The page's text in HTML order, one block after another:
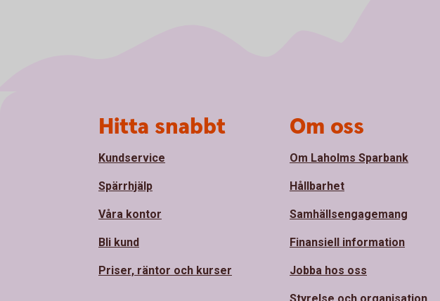
Hitta snabbt
Kundservice
Spärrhjälp
Våra kontor
Bli kund
Priser, räntor och kurser
Om oss
Om Laholms Sparbank
Hållbarhet
Samhällsengagemang
Finansiell information
Jobba hos oss